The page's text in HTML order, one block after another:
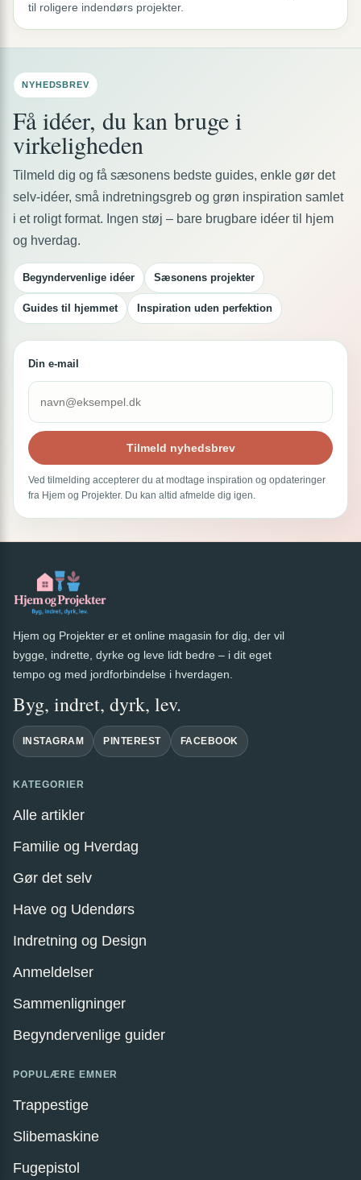
til roligere indendørs projekter.
NYHEDSBREV
Få idéer, du kan bruge i
virkeligheden
Tilmeld dig og få sæsonens bedste guides, enkle gør det
selv-idéer, små indretningsgreb og grøn inspiration samlet
i et roligt format. Ingen støj – bare brugbare idéer til hjem
og hverdag.
Begyndervenlige idéer Sæsonens projekter
Guides til hjemmet Inspiration uden perfektion
Din e-mail
Tilmeld nyhedsbrev
Ved tilmelding accepterer du at modtage inspiration og opdateringer
fra Hjem og Projekter. Du kan altid afmelde dig igen.
Hjem og Projekter er et online magasin for dig, der vil
bygge, indrette, dyrke og leve lidt bedre – i dit eget
tempo og med jordforbindelse i hverdagen.
Byg, indret, dyrk, lev.
INSTAGRAM PINTEREST FACEBOOK
KATEGORIER
Alle artikler
Familie og Hverdag
Gør det selv
Have og Udendørs
Indretning og Design
Anmeldelser
Sammenligninger
Begyndervenlige guider
POPULÆRE EMNER
Trappestige
Slibemaskine
Fugepistol